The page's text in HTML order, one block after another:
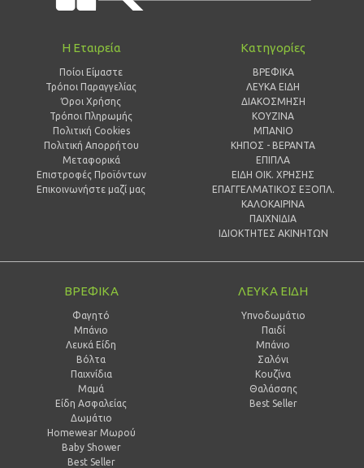
Η Εταιρεία
Ποίοι Είμαστε
Τρόποι Παραγγελίας
Όροι Χρήσης
Τρόποι Πληρωμής
Πολιτική Cookies
Πολιτική Απορρήτου
Μεταφορικά
Επιστροφές Προϊόντων
Επικοινωνήστε μαζί μας
Κατηγορίες
ΒΡΕΦΙΚΑ
ΛΕΥΚΑ ΕΙΔΗ
ΔΙΑΚΟΣΜΗΣΗ
ΚΟΥΖΙΝΑ
ΜΠΑΝΙΟ
ΚΗΠΟΣ - ΒΕΡΑΝΤΑ
ΕΠΙΠΛΑ
ΕΙΔΗ ΟΙΚ. ΧΡΗΣΗΣ
ΕΠΑΓΓΕΛΜΑΤΙΚΟΣ ΕΞΟΠΛ.
ΚΑΛΟΚΑΙΡΙΝΑ
ΠΑΙΧΝΙΔΙΑ
ΙΔΙΟΚΤΗΤΕΣ ΑΚΙΝΗΤΩΝ
ΒΡΕΦΙΚΑ
Φαγητό
Μπάνιο
Λευκά Είδη
Βόλτα
Παιχνίδια
Μαμά
Είδη Ασφαλείας
Δωμάτιο
Homewear Μωρού
Baby Shower
Best Seller
ΛΕΥΚΑ ΕΙΔΗ
Υπνοδωμάτιο
Παιδί
Mπάνιο
Σαλόνι
Κουζίνα
Θαλάσσης
Best Seller